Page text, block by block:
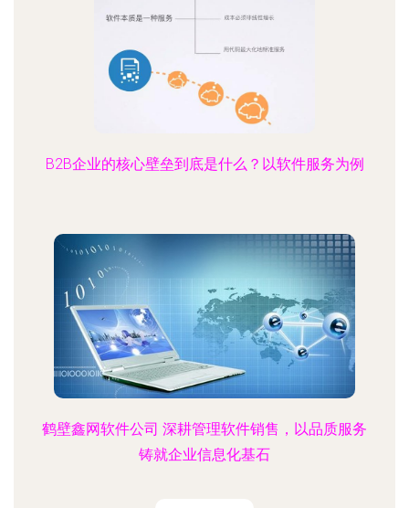
B2B企业的核心壁垒到底是什么？以软件服务为例
鹤壁鑫网软件公司 深耕管理软件销售，以品质服务
铸就企业信息化基石